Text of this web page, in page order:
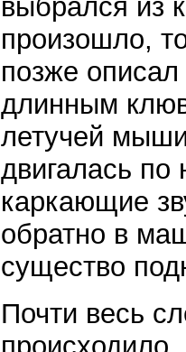
выбрался из
произошло,
позже описал
длинным
летучей
двигалась
каркающие
обратно в
существо
Почти весь